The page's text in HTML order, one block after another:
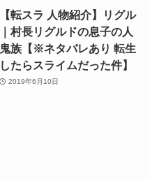
【転スラ 人物紹介】リグル
｜村長リグルドの息子の人
鬼族【※ネタバレあり 転生
したらスライムだった件】
2019年6月10日